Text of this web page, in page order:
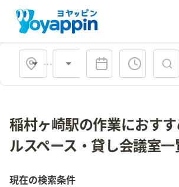
会場タイプ
稲村ヶ崎駅の作業におす
ルスペース・貸し会議室一
現在の検索条件